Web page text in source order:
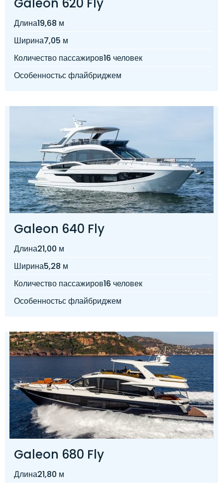
Длина19,68 м
Ширина7,05 м
Количество пассажиров16 человек
Особенностьс флайбриджем
Galeon 640 Fly
Длина21,00 м
Ширина5,28 м
Количество пассажиров16 человек
Особенностьс флайбриджем
Galeon 680 Fly
Длина21,80 м